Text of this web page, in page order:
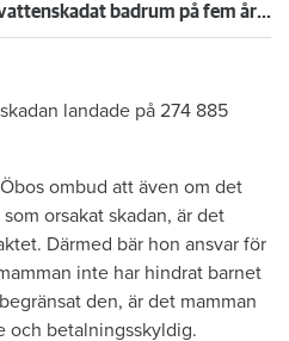
Anmälde inte vattenskadat badrum på fem år – krävs på 125 000 kronor
landade på 274 885
ombud att även om det
orsakat skadan, är det
Därmed bär hon ansvar för
inte har hindrat barnet
den, är det mamman
och betalningsskyldig.